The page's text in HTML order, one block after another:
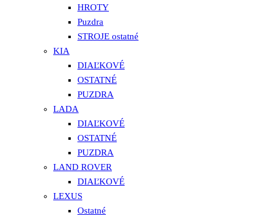
HROTY
Puzdra
STROJE ostatné
KIA
DIAĽKOVÉ
OSTATNÉ
PUZDRA
LADA
DIAĽKOVÉ
OSTATNÉ
PUZDRA
LAND ROVER
DIAĽKOVÉ
LEXUS
Ostatné